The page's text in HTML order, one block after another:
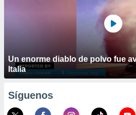
Un enorme diablo de polvo fue
Italia
Síguenos